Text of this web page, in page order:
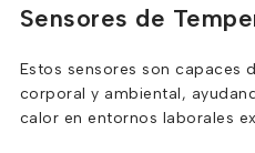
Sensores de
Estos sensores son capaces
corporal y ambiental,
calor en entornos laborales